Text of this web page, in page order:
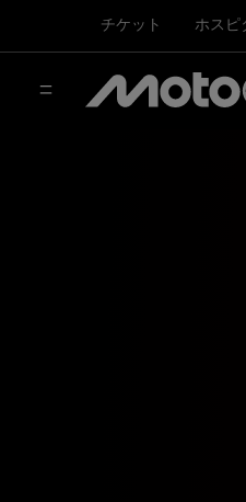
チケット ホスピ